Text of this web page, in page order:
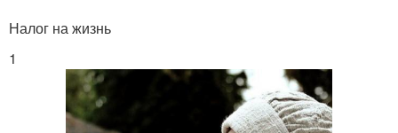
Налоги в швеции Налоги в корее
Налог на жизнь
1